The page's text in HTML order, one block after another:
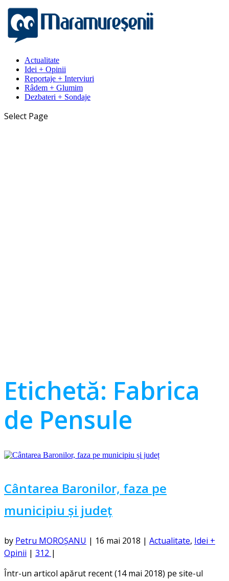
Actualitate
Idei + Opinii
Reportaje + Interviuri
Râdem + Glumim
Dezbateri + Sondaje
Select Page
Etichetă: Fabrica
de Pensule
Cântarea Baronilor, faza pe
municipiu și județ
by Petru MOROȘANU | 16 mai 2018 | Actualitate, Idei +
Opinii | 312 |
Într-un articol apărut recent (14 mai 2018) pe site-ul